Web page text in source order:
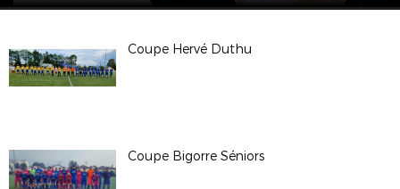
Coupe Hervé Duthu
Coupe Bigorre Séniors